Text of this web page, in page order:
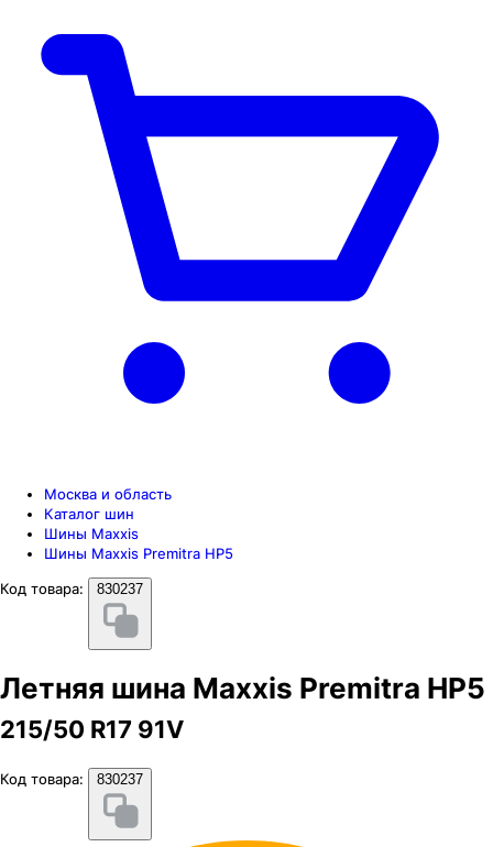
Москва и область
Каталог шин
Шины Maxxis
Шины Maxxis Premitra HP5
Код товара:
830237
Летняя шина Maxxis Premitra HP5
215/50 R17 91V
Код товара: 830237